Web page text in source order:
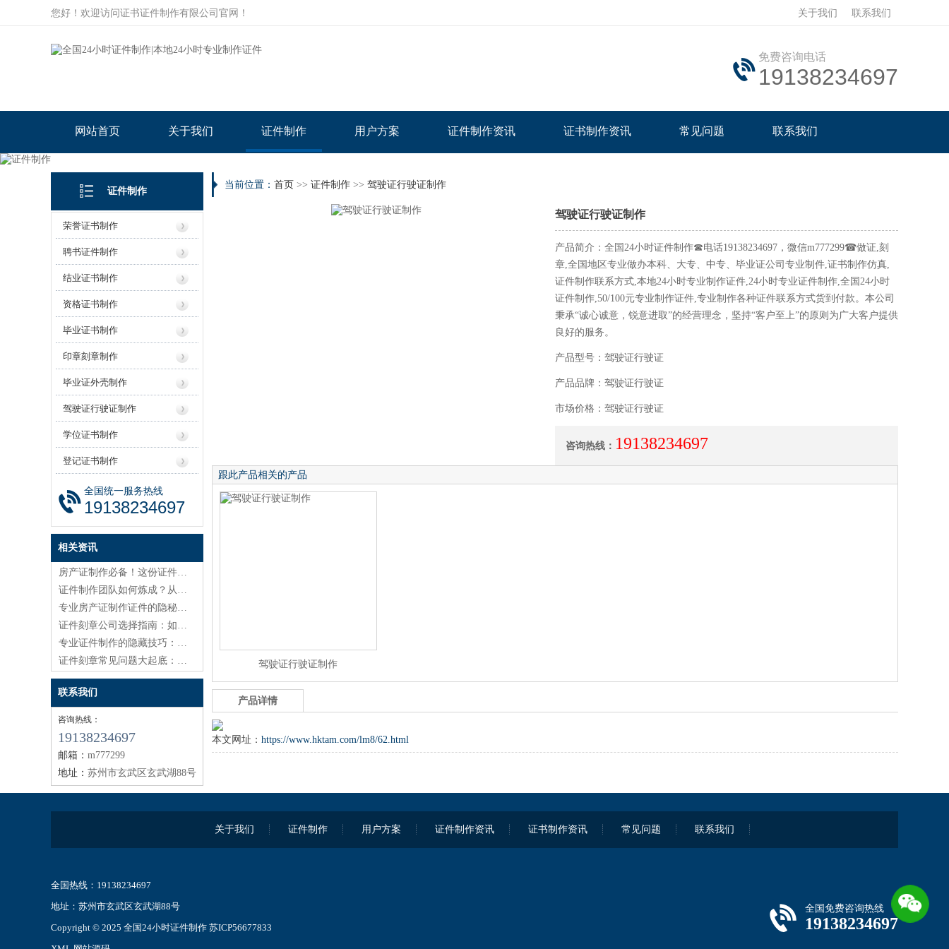
您好！欢迎访问证书证件制作有限公司官网！ 关于我们 联系我们
免费咨询电话
19138234697
网站首页 关于我们 证件制作 用户方案 证件制作资讯 证书制作资讯 常见问题 联系我们
证件制作
荣誉证书制作
聘书证件制作
结业证书制作
资格证书制作
毕业证书制作
印章刻章制作
毕业证外壳制作
驾驶证行驶证制作
学位证书制作
登记证书制作
全国统一服务热线
19138234697
相关资讯
房产证制作必备！这份证件制作模板让新手秒变行家
证件制作团队如何炼成？从业十年告诉你真实内幕
专业房产证制作证件的隐秘门槛：老司机教你避开五大坑
证件刻章公司选择指南：如何找到靠谱的24小时制证服务
专业证件制作的隐藏技巧：让每一份证件都有温度
证件刻章常见问题大起底：老司机教你避开99%的坑
联系我们
咨询热线：
19138234697
邮箱： m777299
地址： 苏州市玄武区玄武湖88号
当前位置： 首页 >> 证件制作 >> 驾驶证行驶证制作
驾驶证行驶证制作
产品简介：全国24小时证件制作☎电话19138234697，微信m777299☎做证,刻
章,全国地区专业做办本科、大专、中专、毕业证公司专业制件,证书制作仿真,
证件制作联系方式,本地24小时专业制作证件,24小时专业证件制作,全国24小时
证件制作,50/100元专业制作证件,专业制作各种证件联系方式货到付款。本公司
秉承“诚心诚意，锐意进取”的经营理念，坚持“客户至上”的原则为广大客户提供
良好的服务。
产品型号：驾驶证行驶证
产品品牌：驾驶证行驶证
市场价格：驾驶证行驶证
咨询热线： 19138234697
跟此产品相关的产品
驾驶证行驶证制作
产品详情
本文网址： https://www.hktam.com/lm8/62.html
关于我们 证件制作 用户方案 证件制作资讯 证书制作资讯 常见问题 联系我们
全国热线：19138234697
地址：苏州市玄武区玄武湖88号
Copyright © 2025 全国24小时证件制作 苏ICP56677833
全国免费咨询热线
19138234697